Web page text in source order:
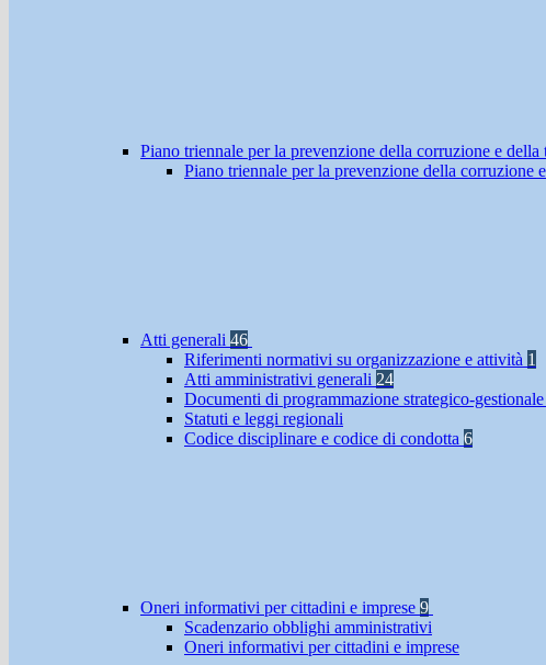
Piano triennale per la prevenzione della corruzione e della
Piano triennale per la prevenzione della corruzione
Atti generali 46
Riferimenti normativi su organizzazione e attività 1
Atti amministrativi generali 24
Documenti di programmazione strategico-gestionale
Statuti e leggi regionali
Codice disciplinare e codice di condotta 6
Oneri informativi per cittadini e imprese 9
Scadenzario obblighi amministrativi
Oneri informativi per cittadini e imprese